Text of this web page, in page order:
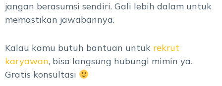
jangan berasumsi sendiri. Gali lebih dalam untuk
memastikan jawabannya.
Kalau kamu butuh bantuan untuk rekrut
karyawan, bisa langsung hubungi mimin ya.
Gratis konsultasi